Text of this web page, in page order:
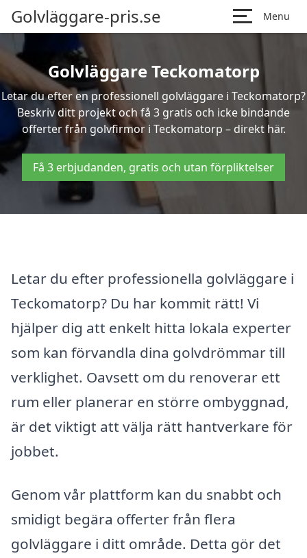
Golvläggare-pris.se Menu
Golvläggare Teckomatorp
Letar du efter en professionell golvläggare i Teckomatorp?
Beskriv ditt projekt och få 3 gratis och icke bindande
offerter från golvfirmor i Teckomatorp – direkt här.
Få 3 erbjudanden, gratis och utan förpliktelser
Letar du efter professionella golvläggare i
Teckomatorp? Du har kommit rätt! Vi
hjälper dig att enkelt hitta lokala experter
som kan förvandla dina golvdrömmar till
verklighet. Oavsett om du renoverar ett
rum eller planerar en större ombyggnad,
är det viktigt att välja rätt hantverkare för
jobbet.
Genom vår plattform kan du snabbt och
smidigt begära offerter från flera
golvläggare i ditt område. Detta gör det